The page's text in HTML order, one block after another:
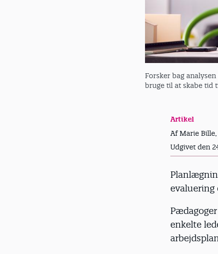
Forsker bag
bruge til at skabe tid
Artikel
Af Marie
Udgivet den
evaluering
enkelte